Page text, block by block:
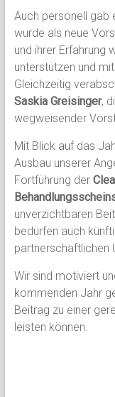
Auch personell gab
wurde als neue
und ihrer Erfahrung
unterstützen und
Gleichzeitig
Saskia Greisinger,
wegweisender
Mit Blick auf das
Ausbau unserer
Fortführung der
unverzichtbaren
bedürfen auch
partnerschaftlichen
Wir sind motiviert
kommenden Jahr
Beitrag zu einer
leisten können.